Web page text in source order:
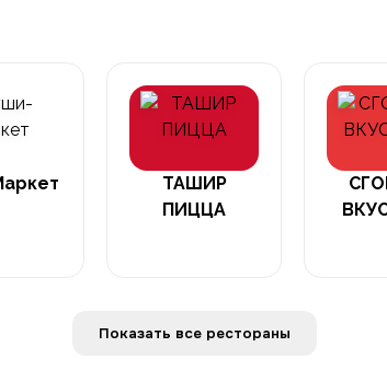
ТАШИР
ПИЦЦА
Показать все рестораны